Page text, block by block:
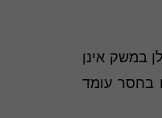
מייצג ולכן עולה ממנו כי "לפחות 50% מחברות הקבלן במשק אינן
ושמירה, סך התשלום בחסר עומד